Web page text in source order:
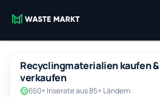
Recyclingmaterialien kaufen &
verkaufen
650+ Inserate aus 85+ Ländern